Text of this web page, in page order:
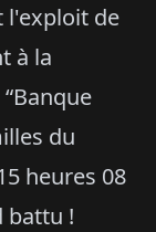
l'exploit de
à la
du
heures 08
battu !